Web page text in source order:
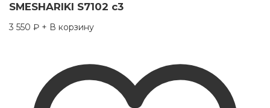
SMESHARIKI S7102 c3
3 550 ₽ + В корзину